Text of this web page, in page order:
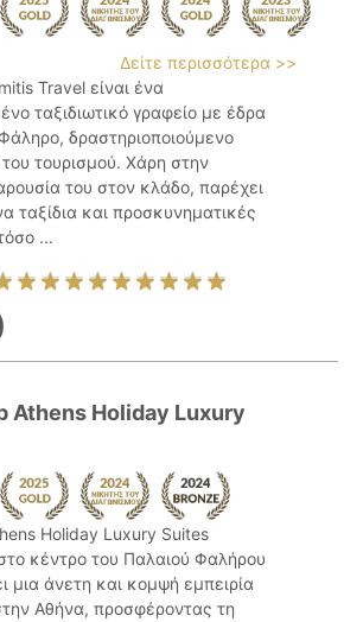
Δείτε περισσότερα >>
Travel είναι ένα
ταξιδιωτικό γραφείο με έδρα
δραστηριοποιούμενο
τουρισμού. Χάρη στην
του στον κλάδο, παρέχει
ταξίδια και προσκυνηματικές
...
Athens Holiday Luxury
Holiday Luxury Suites
κέντρο του Παλαιού Φαλήρου
μια άνετη και κομψή εμπειρία
Αθήνα, προσφέροντας τη